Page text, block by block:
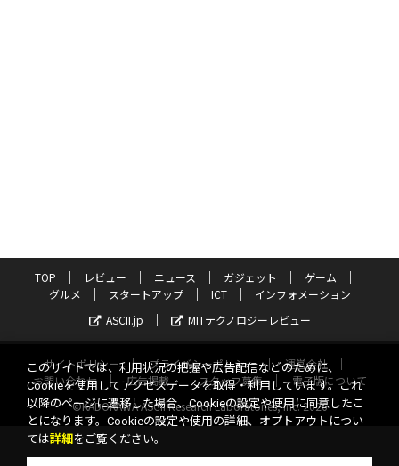
TOP レビュー ニュース ガジェット
ゲーム
グルメ
スタートアップ ICT
インフォメーション
ASCII.jp
MITテクノロジーレビュー
サイトポリシー プライバシーポリシー
運営会社
お問い合わせ
広告掲載 スタッフ募集
電子版について
©KADOKAWA ASCII Research Laboratories, Inc. 2026
このサイトでは、利用状況の把握や広告配信などのために、
Cookieを使用してアクセスデータを取得・利用しています。これ
以降のページに遷移した場合、Cookieの設定や使用に同意したこ
とになります。Cookieの設定や使用の詳細、オプトアウトについ
ては詳細 をご覧ください。